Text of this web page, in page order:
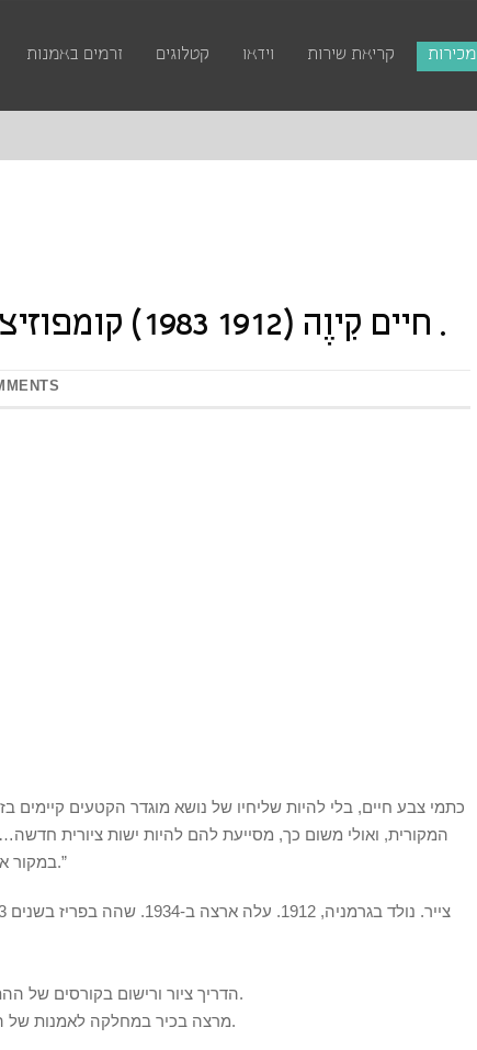
זרמים באמנות קטלוגים וידאו קריאת שירות מכירות
חיים קִיוֶה (1912 1983) קומפוזיציה שמן על בד 50×100 חתום .
כתמי צבע חיים, בלי להיות שליחיו של נושא מוגדר הקטעים
המקורית, ואולי משום כך, מסייעת להם להיות ישות ציורית
במקור אסוציאטיבי. כך הם נולדים מתחת מכחולי.”
1953-1959 הדריך ציור ורישום בקורסים של ההתיישבות העובדת בקיבוץ נען.
1978-1983 מרצה בכיר במחלקה לאמנות של האקדמיה ”בצלאל” בירושלים.